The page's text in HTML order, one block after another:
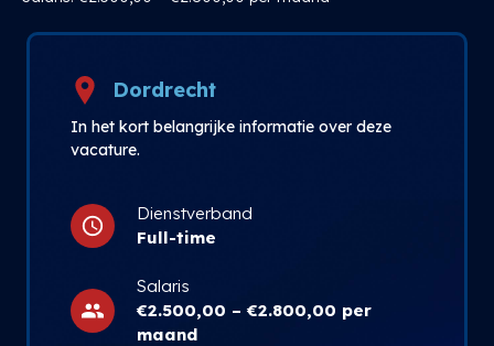
Dordrecht
In het kort belangrijke informatie over deze
vacature.
Dienstverband
Full-time
Salaris
€2.500,00 – €2.800,00 per
maand